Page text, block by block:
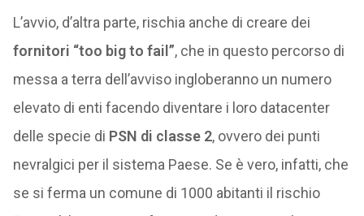
L’avvio, d’altra parte, rischia anche di creare dei
fornitori “too big to fail”, che in questo percorso di
messa a terra dell’avviso ingloberanno un numero
elevato di enti facendo diventare i loro datacenter
delle specie di PSN di classe 2, ovvero dei punti
nevralgici per il sistema Paese. Se è vero, infatti, che
se si ferma un comune di 1000 abitanti il rischio